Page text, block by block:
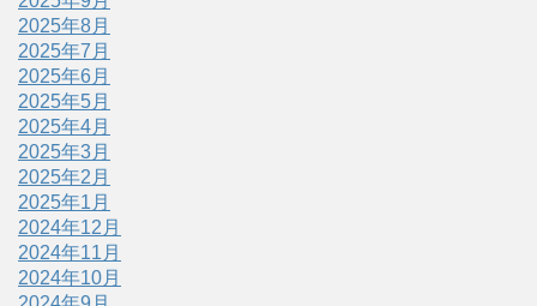
2025年8月
2025年7月
2025年6月
2025年5月
2025年4月
2025年3月
2025年2月
2025年1月
2024年12月
2024年11月
2024年10月